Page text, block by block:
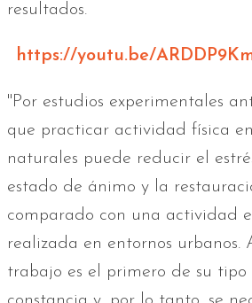
resultados.
https://youtu.be/
"Por estudios experimentales
que practicar actividad física
naturales puede reducir el
estado de ánimo y la
comparado con una actividad
realizada en entornos urbanos.
trabajo es el primero de su tipo